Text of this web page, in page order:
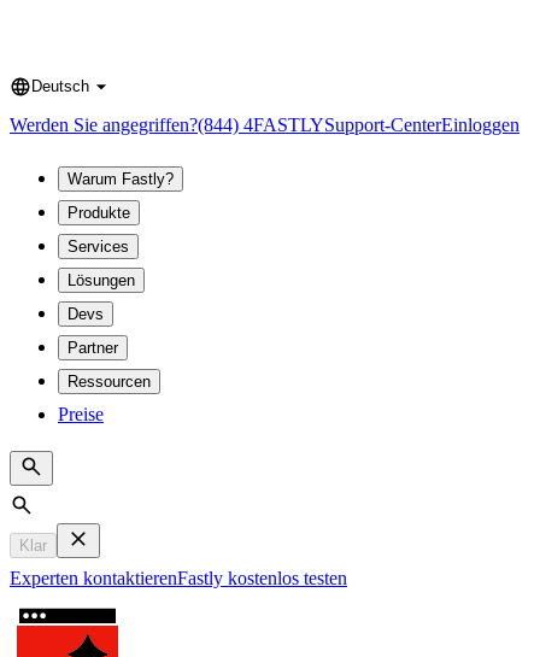
Language
Deutsch
Werden Sie angegriffen?(844) 4FASTLYSupport-CenterEinloggen
Warum Fastly?
Produkte
Services
Lösungen
Devs
Partner
Ressourcen
Preise
Search
Klar
Experten kontaktierenFastly kostenlos testen